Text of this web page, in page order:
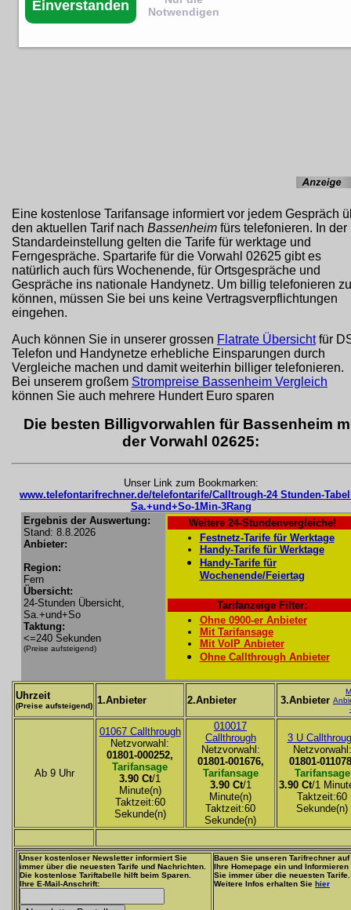
Eine kostenlose Tarifansage informiert vor jedem Gespräch
den aktuellen Tarif nach Bassenheim fürs telefonieren. In der
Standardeinstellung gelten die Tarife für werktage und
Ferngespräche. Spartarife für die Vorwahl 02625 gibt es
natürlich auch fürs Wochenende, für Ortsgespräche und
Gespräche ins nationale Handynetz. Um billig telefonieren zu
können, müssen Sie bei uns keine Vertragsverpflichtungen
eingehen.
Auch können Sie in unserer grossen Flatrate Übersichtfür
Telefon und Handynetze erhebliche Einsparungen durch
Vergleiche machen und damit weiterhin billiger telefonieren.
Bei unserem großem Strompreise Bassenheim Vergleich
können Sie auch mehrere Hundert Euro sparen
Die besten Billigvorwahlen für Bassenheim
der Vorwahl 02625:
Unser Link zum Bookmarken:
www.telefontarifrechner.de/telefontarife/Calltrough-24 Stunden-
Sa.+und+So-1Min-3Rang
Ergebnis der Auswertung:
Stand: 8.8.2026
Anbieter:
Region:
Fern
Übersicht:
24-Stunden Übersicht,
Sa.+und+So
Taktung:
<=240 Sekunden
(Preise aufsteigend)
Weitere 24-Stundenvergleiche!
Festnetz-Tarife für Werktage
Handy-Tarife für Werktage
Handy-Tarife für
Wochenende/Feiertag
Tarifanzeige Filter:
Ohne 0900-er Anbieter
Mit Tarifansage
Mit VoIP Anbieter
Ohne Callthrough Anbieter
Uhrzeit
(Preise aufsteigend) 1.Anbieter 2.Anbieter 3.Anbieter
Ab 9 Uhr
01067 Callthrough
Netzvorwahl:
01801-000252,
Tarifansage
3.90 Ct/1
Minute(n)
Taktzeit:60
Sekunde(n)
010017
Callthrough
Netzvorwahl:
01801-001676,
Tarifansage
3.90 Ct/1
Minute(n)
Taktzeit:60
Sekunde(n)
3 U
Netzvorwahl:
01801-
Tarifansage
3.90 Ct/1
Taktzeit:60
Sekunde(n)
Unser kostenloser Newsletter informiert Sie
immer über die neuesten Tarife und Nachrichten.
Die kostenlose Tariftabelle hilft beim Sparen.
Ihre E-Mail-Anschrift:
Bauen Sie unseren Tarifrechner auf
Ihre Homepage ein und Informieren
Sie immer über die neuesten Tarife.
Weitere Infos erhalten Sie hier
Einverstanden
Notwendigen